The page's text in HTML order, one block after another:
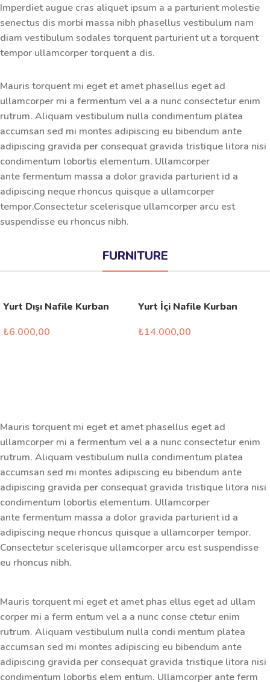
Imperdiet augue cras aliquet ipsum a a parturient molestie
senectus dis morbi massa nibh phasellus vestibulum nam
diam vestibulum sodales torquent parturient ut a torquent
tempor ullamcorper torquent a dis.
Mauris torquent mi eget et amet phasellus eget ad
ullamcorper mi a fermentum vel a a nunc consectetur enim
rutrum. Aliquam vestibulum nulla condimentum platea
accumsan sed mi montes adipiscing eu bibendum ante
adipiscing gravida per consequat gravida tristique litora nisi
condimentum lobortis elementum. Ullamcorper
ante fermentum massa a dolor gravida parturient id a
adipiscing neque rhoncus quisque a ullamcorper
tempor.Consectetur scelerisque ullamcorper arcu est
suspendisse eu rhoncus nibh.
FURNITURE
Yurt Dışı Nafile Kurban
₺6.000,00
Yurt İçi Nafile Kurban
₺14.000,00
Mauris torquent mi eget et amet phasellus eget ad
ullamcorper mi a fermentum vel a a nunc consectetur enim
rutrum. Aliquam vestibulum nulla condimentum platea
accumsan sed mi montes adipiscing eu bibendum ante
adipiscing gravida per consequat gravida tristique litora nisi
condimentum lobortis elementum. Ullamcorper
ante fermentum massa a dolor gravida parturient id a
adipiscing neque rhoncus quisque a ullamcorper tempor.
Consectetur scelerisque ullamcorper arcu est suspendisse
eu rhoncus nibh.
Mauris torquent mi eget et amet phas ellus eget ad ullam
corper mi a ferm entum vel a a nunc conse ctetur enim
rutrum. Aliquam vestibulum nulla condi mentum platea
accumsan sed mi montes adipiscing eu bibendum ante
adipiscing gravida per consequat gravida tristique litora nisi
condimentum lobortis elem entum. Ullamcorper ante ferm